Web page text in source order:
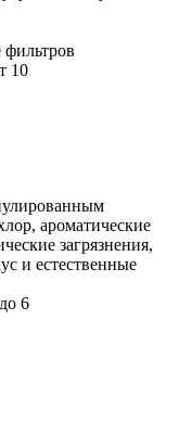
10
ароматические
загрязнения,
и естественные
6